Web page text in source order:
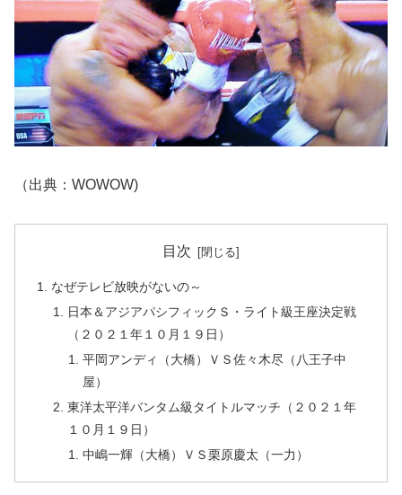
（出典：WOWOW)
目次
なぜテレビ放映がないの～
日本＆アジアパシフィックＳ・ライト級王座決定戦
（２０２１年１０月１９日）
平岡アンディ（大橋）ＶＳ佐々木尽（八王子中
屋）
東洋太平洋バンタム級タイトルマッチ（２０２１年
１０月１９日）
中嶋一輝（大橋）ＶＳ栗原慶太（一力）